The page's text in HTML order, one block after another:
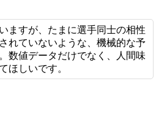
ますが、たまに選手同士の相性
れていないような、機械的な予
数値データだけでなく、人間味
ほしいです。